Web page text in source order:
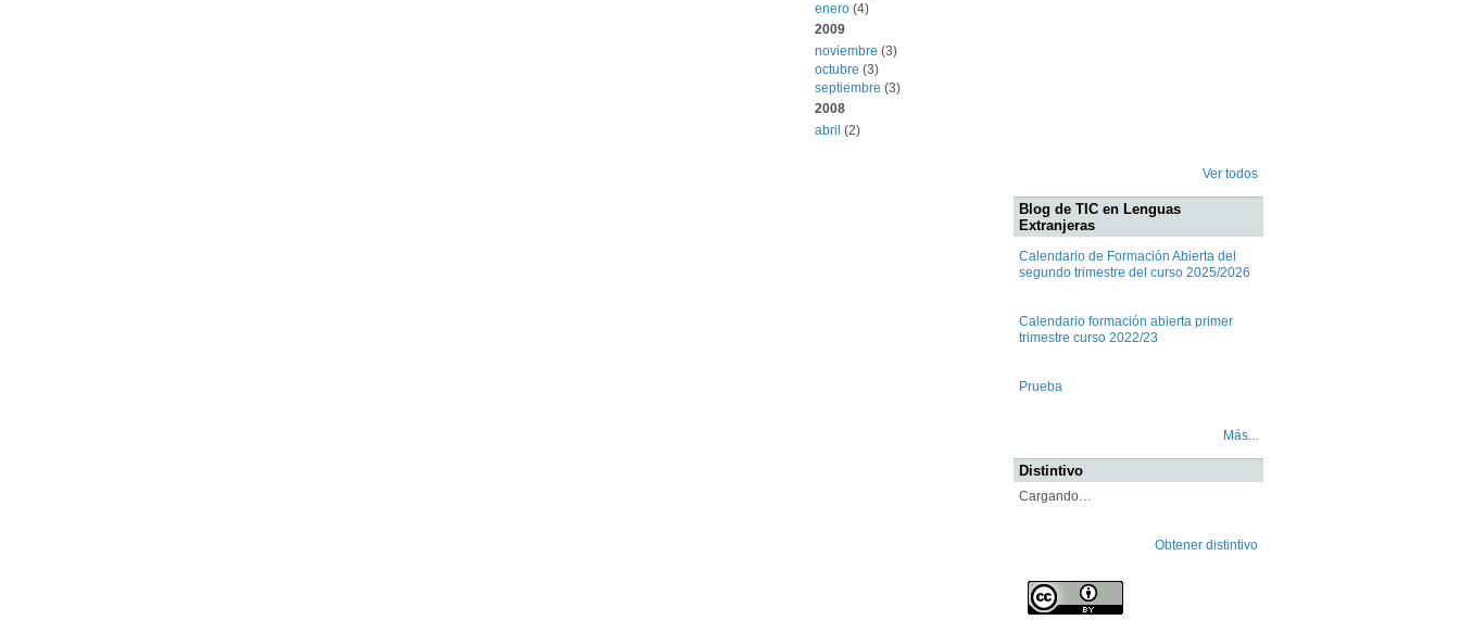
enero (4)
2009
noviembre (3)
octubre (3)
septiembre (3)
2008
abril (2)
Ver todos
Blog de TIC en Lenguas
Extranjeras
Calendario de Formación Abierta del
segundo trimestre del curso 2025/2026
Calendario formación abierta primer
trimestre curso 2022/23
Prueba
Más...
Distintivo
Cargando…
Obtener distintivo